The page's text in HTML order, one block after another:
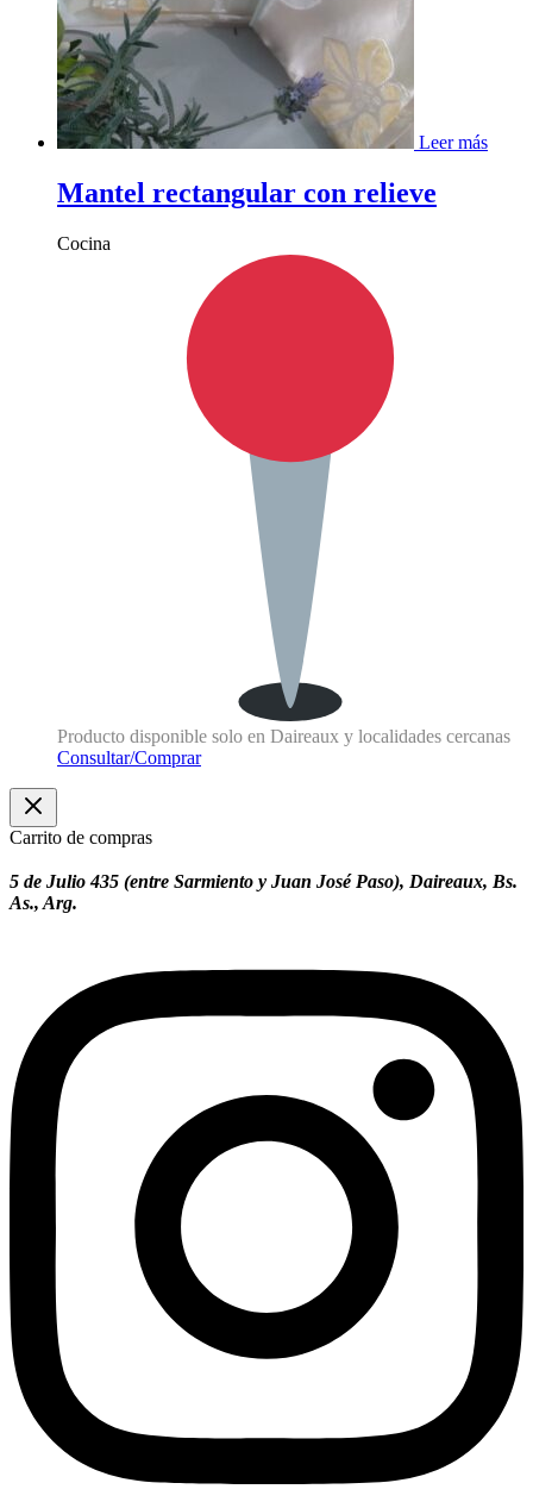
Leer más
Mantel rectangular con relieve
Cocina
Producto disponible solo en Daireaux y localidades cercanas
Consultar/Comprar
Carrito de compras
5 de Julio 435 (entre Sarmiento y Juan José Paso), Daireaux, Bs.
As., Arg.